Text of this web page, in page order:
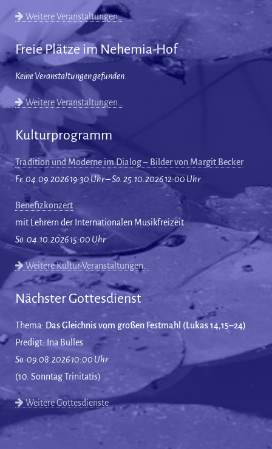
Weitere Veranstaltungen…
Freie Plätze im Nehemia-Hof
Keine Veranstaltungen gefunden.
Weitere Veranstaltungen…
Kulturprogramm
Tradition und Moderne im Dialog – Bilder von Margit Becker
Fr. 04.09.2026 19:30 Uhr – So. 25.10.2026 12:00 Uhr
Benefizkonzert
mit Lehrern der Internationalen Musikfreizeit
So. 04.10.2026 15:00 Uhr
Weitere Kultur-Veranstaltungen…
Nächster Gottesdienst
Thema: Das Gleichnis vom großen Festmahl (Lukas 14,15–24)
Predigt: Ina Bülles
So. 09.08.2026 10:00 Uhr
(10. Sonntag Trinitatis)
Weitere Gottesdienste